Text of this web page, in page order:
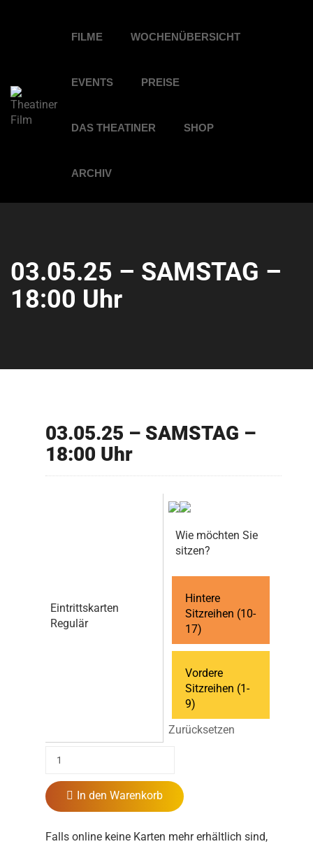
FILME WOCHENÜBERSICHT
EVENTS PREISE
DAS THEATINER SHOP
ARCHIV
03.05.25 – SAMSTAG –
18:00 Uhr
03.05.25 – SAMSTAG –
18:00 Uhr
Eintrittskarten
Regulär
Wie möchten Sie
sitzen?
Hintere
Sitzreihen (10-
17)
Vordere
Sitzreihen (1-
9)
Zurücksetzen
In den Warenkorb
Falls online keine Karten mehr erhältlich sind,